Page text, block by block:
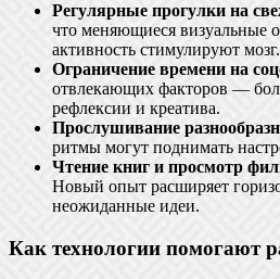
Регулярные прогулки на
что меняющиеся визуальные
активность стимулируют мозг.
Ограничение времени на
отвлекающих факторов —
рефлексии и креатива.
Прослушивание
ритмы могут поднимать
Чтение книг и просмотр
Новый опыт расширяет
неожиданные идеи.
Как технологии помогают